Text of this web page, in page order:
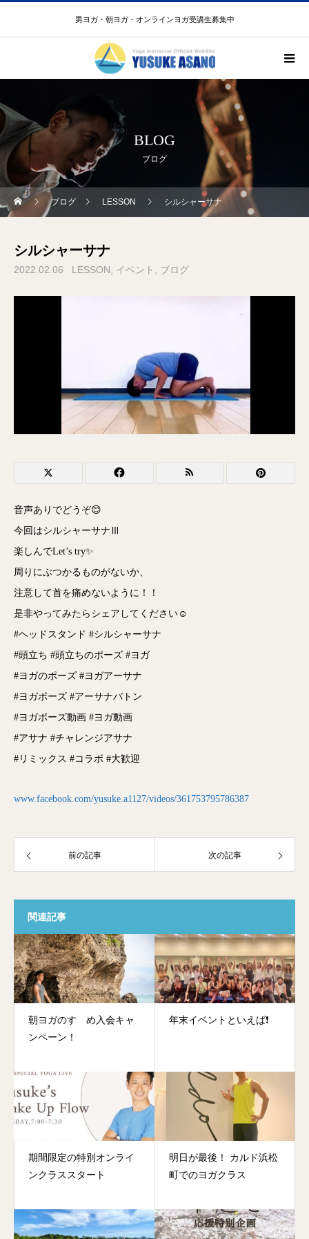
男ヨガ・朝ヨガ・オンラインヨガ受講生募集中
BLOG
ブログ
ブログ LESSON シルシャーサナ
シルシャーサナ
2022.02.06 LESSON イベント ブログ
音声ありでどうぞ😊
今回はシルシャーサナⅢ
楽しんでLet’s try✨
周りにぶつかるものがないか、
注意して首を痛めないように！！
是非やってみたらシェアしてください☺️
#ヘッドスタンド #シルシャーサナ
#頭立ち #頭立ちのポーズ #ヨガ
#ヨガのポーズ #ヨガアーサナ
#ヨガポーズ #アーサナバトン
#ヨガポーズ動画 #ヨガ動画
#アサナ #チャレンジアサナ
#リミックス #コラボ #大歓迎
www.facebook.com/yusuke.a1127/videos/361753795786387
前の記事 次の記事
関連記事
朝ヨガのすゝめ入会キャ
ンペーン！
年末イベントといえば❗️
期間限定の特別オンライ
ンクラススタート
明日が最後！ カルド浜松
町でのヨガクラス